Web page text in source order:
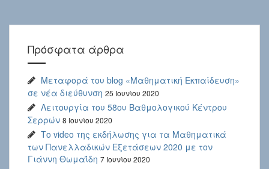
Πρόσφατα άρθρα
Μεταφορά του blog «Μαθηματική Εκπαίδευση»
σε νέα διεύθυνση 25 Ιουνίου 2020
Λειτουργία του 58ου Βαθμολογικού Κέντρου
Σερρών 8 Ιουνίου 2020
Το video της εκδήλωσης για τα Μαθηματικά
των Πανελλαδικών Εξετάσεων 2020 με τον
Γιάννη Θωμαΐδη 7 Ιουνίου 2020